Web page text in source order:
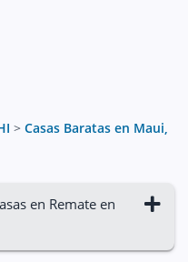
> Casas Baratas en Maui,
en Remate en